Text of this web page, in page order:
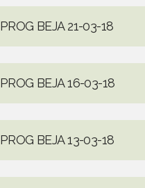
PROG BEJA 21-03-18
PROG BEJA 16-03-18
PROG BEJA 13-03-18